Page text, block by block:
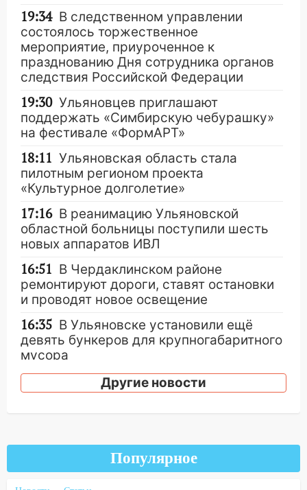
19:34 В следственном управлении
состоялось торжественное
мероприятие, приуроченное к
празднованию Дня сотрудника органов
следствия Российской Федерации
19:30 Ульяновцев приглашают
поддержать «Симбирскую чебурашку»
на фестивале «ФормАРТ»
18:11 Ульяновская область стала
пилотным регионом проекта
«Культурное долголетие»
17:16 В реанимацию Ульяновской
областной больницы поступили шесть
новых аппаратов ИВЛ
16:51 В Чердаклинском районе
ремонтируют дороги, ставят остановки
и проводят новое освещение
16:35 В Ульяновске установили ещё
девять бункеров для крупногабаритного
мусора
16:26
В Ульяновске бесплатно покажут
матч «Волги» под открытым небом
цифровой ПЦР
15:47 Ульяновцы могут вернуть деньги
Другие новости
Популярное